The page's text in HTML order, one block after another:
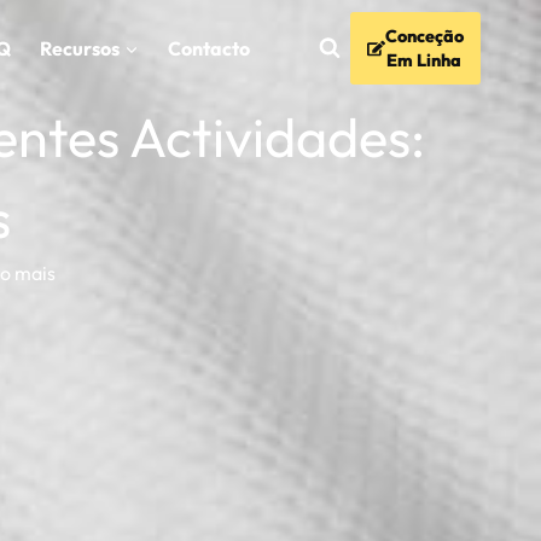
Recursos Contacto
Conceção
Em Linha
Actividades:
mais